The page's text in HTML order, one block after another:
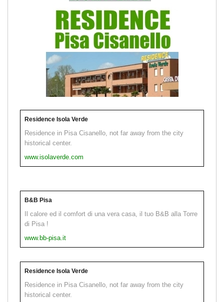
Residence Isola Verde
Residence in Pisa Cisanello, not far away from the city
historical center.
www.isolaverde.com
B&B Pisa
Il calore ed il comfort di una vera casa, il tuo B&B alla Torre
di Pisa !
www.bb-pisa.it
Residence Isola Verde
Residence in Pisa Cisanello, not far away from the city
historical center.